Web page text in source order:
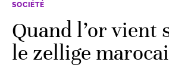
SOCIÉTÉ
Quand l’or vient
le zellige